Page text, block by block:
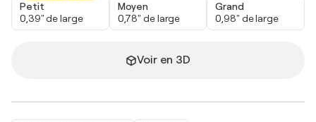
Petit
0,39" de large
Moyen
0,78" de large
Grand
0,98" de large
Voir en 3D